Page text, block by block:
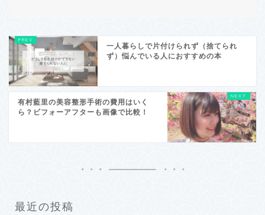
一人暮らしで片付けられず（捨てられ
ず）悩んでいる人におすすめの本
有村藍里の美容整形手術の費用はいく
ら？ビフォーアフターも画像で比較！
最近の投稿